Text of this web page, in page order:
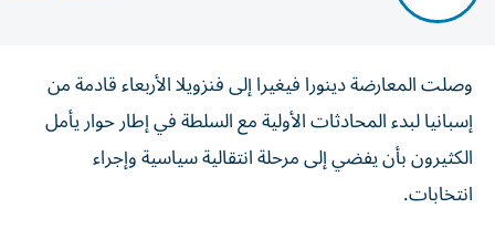
وصلت المعارضة دينورا فيغيرا إلى فنزويلا الأربعاء قادمة من
إسبانيا لبدء المحادثات الأولية مع السلطة في إطار حوار يأمل
الكثيرون بأن يفضي إلى مرحلة انتقالية سياسية وإجراء
انتخابات.